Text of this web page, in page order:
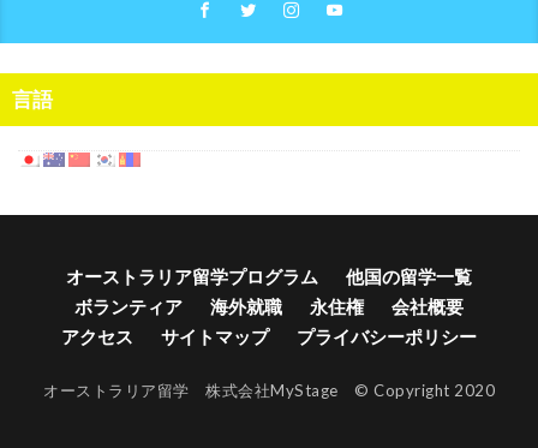
言語
オーストラリア留学プログラム
他国の留学一覧
ボランティア
海外就職 永住権
会社概要
アクセス
サイトマップ プライバシーポリシー
オーストラリア留学 株式会社MyStage © Copyright 2020